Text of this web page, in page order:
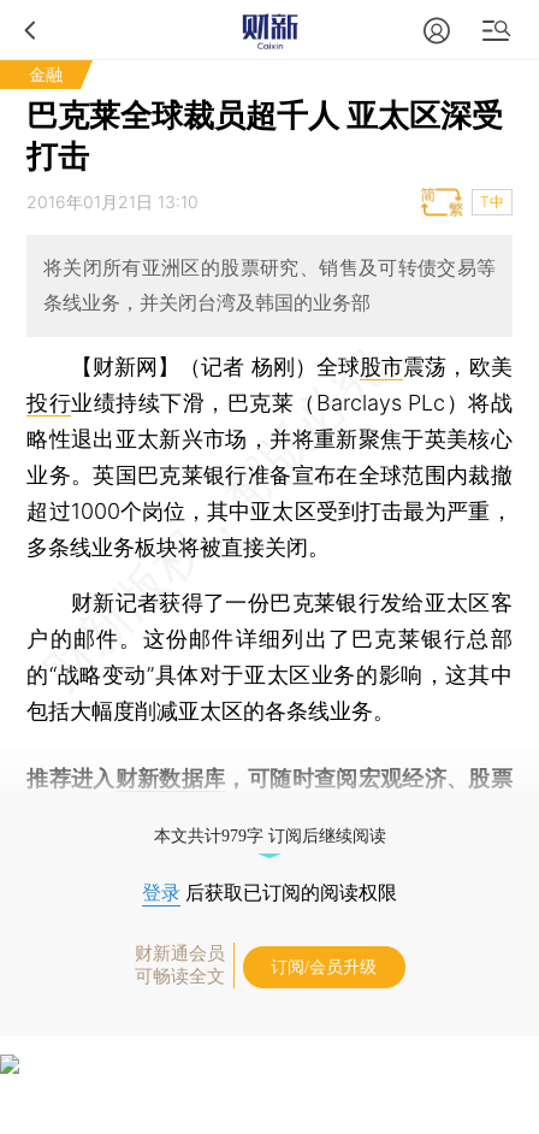
金融
巴克莱全球裁员超千人 亚太区深受
打击
2016年01月21日 13:10 T中
将关闭所有亚洲区的股票研究、销售及可转债交易等
条线业务，并关闭台湾及韩国的业务部
【财新网】（记者 杨刚） 全球股市震荡，欧美
投行业绩持续下滑，巴克莱（Barclays PLc）将战
略性退出亚太新兴市场，并将重新聚焦于英美核心
业务。英国巴克莱银行准备宣布在全球范围内裁撤
超过1000个岗位，其中亚太区受到打击最为严重，
多条线业务板块将被直接关闭。
财新记者获得了一份巴克莱银行发给亚太区客
户的邮件。这份邮件详细列出了巴克莱银行总部
的“战略变动”具体对于亚太区业务的影响，这其中
包括大幅度削减亚太区的各条线业务。
推荐进入 财新数据库 ，可随时查阅宏观经济、股票
本文共计979字 订阅后继续阅读
登录 后获取已订阅的阅读权限
财新通会员
可畅读全文
订阅/会员升级